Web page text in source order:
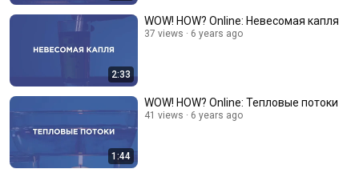
2:33
WOW! HOW? Online: Невесомая капля
37 views 6 years ago
1:44
WOW! HOW? Online: Тепловые потоки
41 views 6 years ago